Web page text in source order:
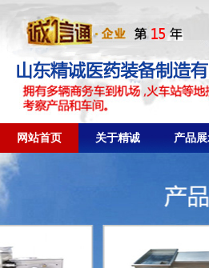
网站首页 关于精诚 产品